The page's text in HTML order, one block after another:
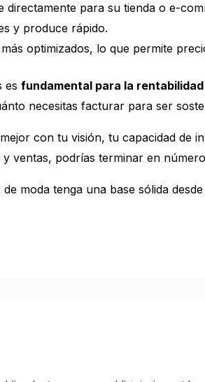
para su tienda o e-
y produce rápido.
optimizados, lo que permite
es fundamental para la
necesitas facturar para ser
con tu visión, tu capacidad de
ventas, podrías terminar en
moda tenga una base sólida desde